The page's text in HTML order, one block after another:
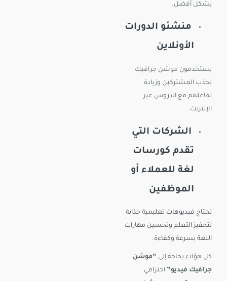
بشكل أفضل.
منشئو الدورات
الأونلاين
يستخدمون موشن جرافيك
لجذب المشتركين وزيادة
تفاعلهم مع الدروس عبر
الإنترنت.
الشركات التي
تقدم كورسات
لغة للعملاء أو
الموظفين
تحتاج فيديوهات تعليمية جذابة
لتحفيز التعلم وتحسين مهارات
اللغة بسرعة وكفاءة.
كل هؤلاء بحاجة إلى “موشن
جرافيك فيديو” احترافي